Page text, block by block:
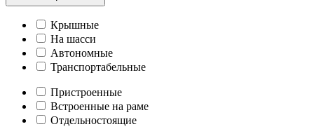
Крышные
На шасси
Автономные
Транспортабельные
Пристроенные
Встроенные на раме
Отдельностоящие